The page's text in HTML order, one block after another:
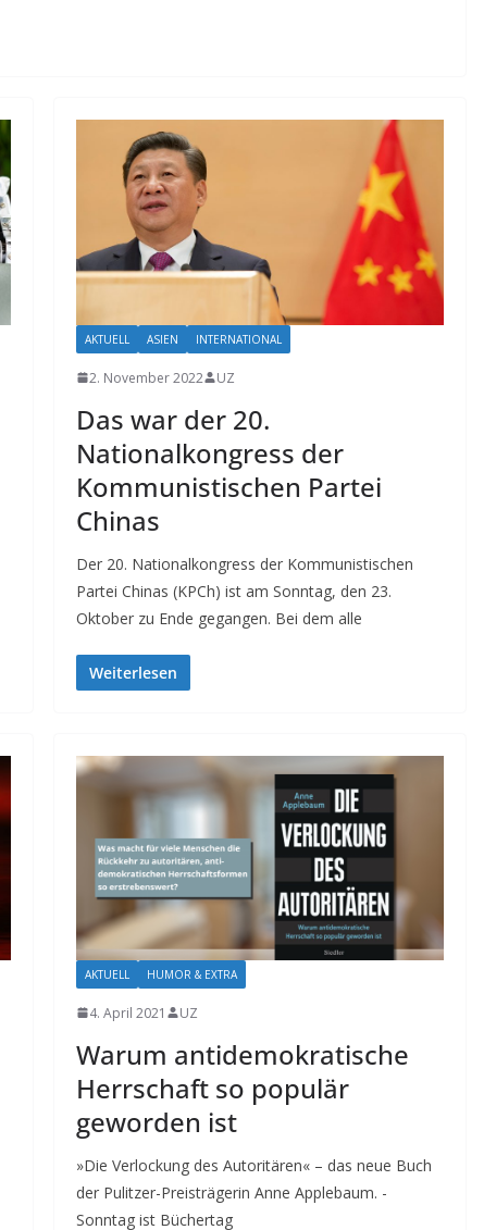
AKTUELL ASIEN INTERNATIONAL
2. November 2022 UZ
Das war der 20.
Nationalkongress der
Kommunistischen Partei
Chinas
Der 20. Nationalkongress der Kommunistischen
Partei Chinas (KPCh) ist am Sonntag, den 23.
Oktober zu Ende gegangen. Bei dem alle
Weiterlesen
AKTUELL HUMOR & EXTRA
4. April 2021 UZ
Warum antidemokratische
Herrschaft so populär
geworden ist
»Die Verlockung des Autoritären« – das neue Buch
der Pulitzer-Preisträgerin Anne Applebaum. -
Sonntag ist Büchertag